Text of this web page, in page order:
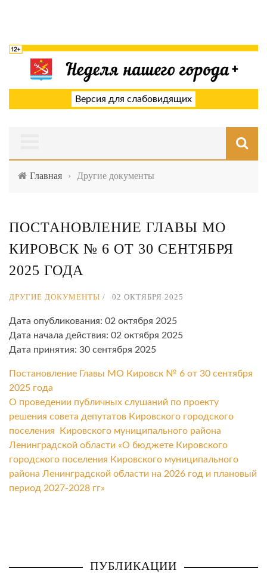
Версия для слабовидящих
Главная › Другие документы
ПОСТАНОВЛЕНИЕ ГЛАВЫ МО
КИРОВСК № 6 ОТ 30 СЕНТЯБРЯ
2025 ГОДА
ДРУГИЕ ДОКУМЕНТЫ 02 ОКТЯБРЯ 2025
Дата опубликования: 02 октября 2025
Дата начала действия: 02 октября 2025
Дата принятия: 30 сентября 2025
Постановление Главы МО Кировск № 6 от 30 сентября
2025 года
О проведении публичных слушаний по проекту
решения совета депутатов Кировского городского
поселения Кировского муниципального района
Ленинградской области «О бюджете Кировского
городского поселения Кировского муниципального
района Ленинградской области на 2026 год и плановый
период 2027-2028 гг»
ПУБЛИКАЦИИ